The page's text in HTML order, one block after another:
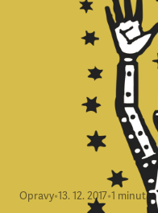
Opravy•13. 12. 2017•1 minuta